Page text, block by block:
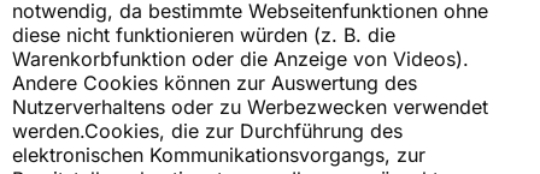
notwendig, da bestimmte Webseitenfunktionen ohne
diese nicht funktionieren würden (z. B. die
Warenkorbfunktion oder die Anzeige von Videos).
Andere Cookies können zur Auswertung des
Nutzerverhaltens oder zu Werbezwecken verwendet
werden.Cookies, die zur Durchführung des
elektronischen Kommunikationsvorgangs, zur